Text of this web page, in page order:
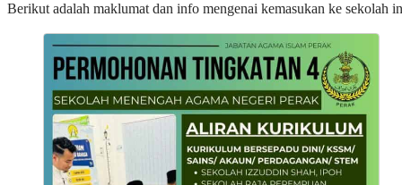
Berikut adalah maklumat dan info mengenai kemasukan ke sekolah